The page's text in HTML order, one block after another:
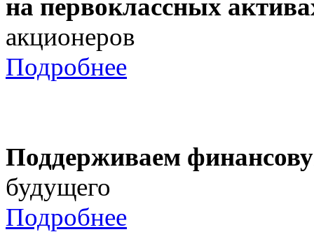
на первоклассных
акционеров
Подробнее
Поддерживаем
будущего
Подробнее